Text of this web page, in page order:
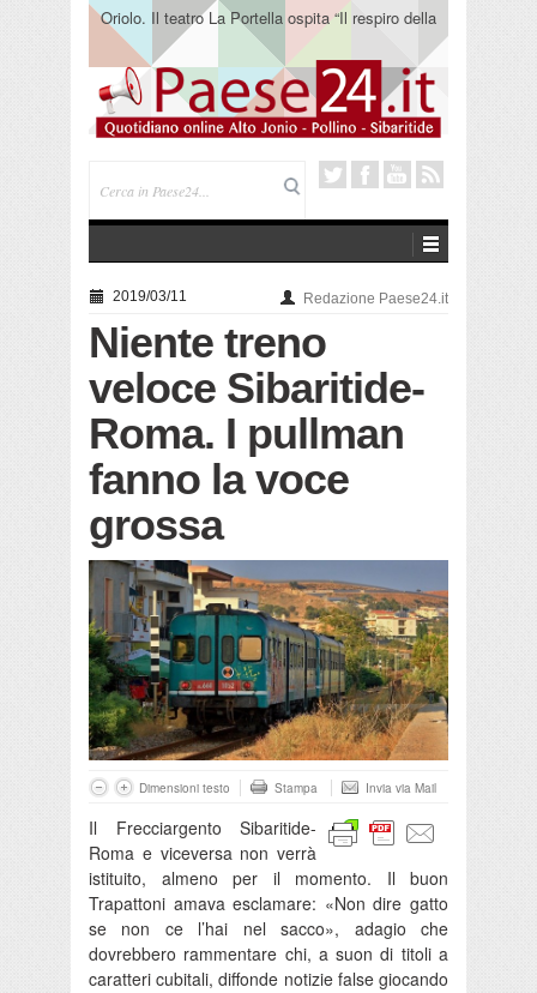
Oriolo. Il teatro La Portella ospita “Il respiro della
terra” del collettivo 365
2019/03/11 Redazione Paese24.it
Niente treno
veloce Sibaritide-
Roma. I pullman
fanno la voce
grossa
Dimensioni testo Stampa Invia via Mail
Il Frecciargento Sibaritide-
Roma e viceversa non verrà
istituito, almeno per il momento. Il buon
Trapattoni amava esclamare: «Non dire gatto
se non ce l’hai nel sacco», adagio che
dovrebbero rammentare chi, a suon di titoli a
caratteri cubitali, diffonde notizie false giocando